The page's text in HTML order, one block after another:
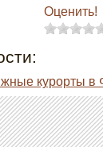
Оценить!
курорты в